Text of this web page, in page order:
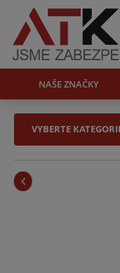
NAŠE ZNAČKY
VYBERTE KATEGORII